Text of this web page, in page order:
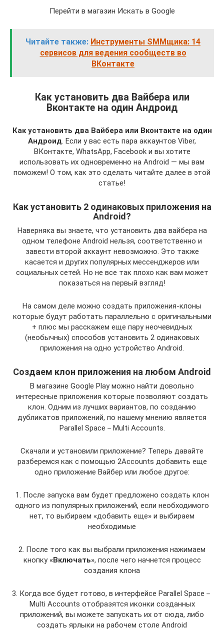
Перейти в магазин Искать в Google
Читайте также: Инструменты SMMщика: 14
сервисов для ведения сообществ во
ВКонтакте
Как установить два Вайбера или
Вконтакте на один Андроид
Как установить два Вайбера или Вконтакте на один
Андроид . Если у вас есть пара аккаунтов Viber,
ВКонтакте, WhatsApp, Facebook и вы хотите
использовать их одновременно на Android — мы вам
поможем! О том, как это сделать читайте далее в этой
статье!
Как установить 2 одинаковых приложения на
Android?
Наверняка вы знаете, что установить два вайбера на
одном телефоне Android нельзя, соответственно и
завести второй аккаунт невозможно. Это также
касается и других популярных мессенджеров или
социальных сетей. Но не все так плохо как вам может
показаться на первый взгляд!
На самом деле можно создать приложения-клоны
которые будут работать параллельно с оригинальными
+ плюс мы расскажем еще пару неочевидных
(необычных) способов установить 2 одинаковых
приложения на одно устройство Android.
Создаем клон приложения на любом Android
В магазине Google Play можно найти довольно
интересные приложения которые позволяют создать
клон. Одним из лучших вариантов, по созданию
дубликатов приложений, по нашему мнению является
Parallel Space－Multi Accounts.
Скачали и установили приложение? Теперь давайте
разберемся как с помощью 2Accounts добавить еще
одно приложение Вайбер или любое другое:
1. После запуска вам будет предложено создать клон
одного из популярных приложений, если необходимого
нет, то выбираем «добавить еще» и выбираем
необходимые
2. После того как вы выбрали приложения нажимаем
кнопку «Включать», после чего начнется процесс
создания клона
3. Когда все будет готово, в интерфейсе Parallel Space－
Multi Accounts отобразятся иконки созданных
приложений, вы можете запускать их от сюда, либо
создать ярлыки на рабочем столе Android